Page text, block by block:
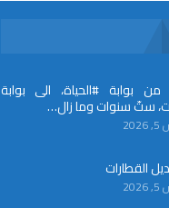
من بوابة #الحياة، الى بوابة
ستّ سنوات وما زال…
القطارات